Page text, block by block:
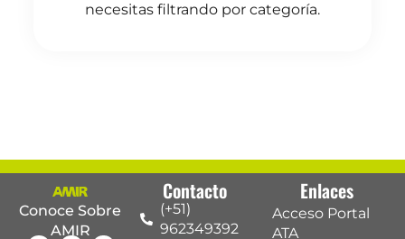
necesitas filtrando por categoría.
Conoce Sobre
AMIR
Contacto
(+51)
962349392
Enlaces
Acceso Portal
ATA